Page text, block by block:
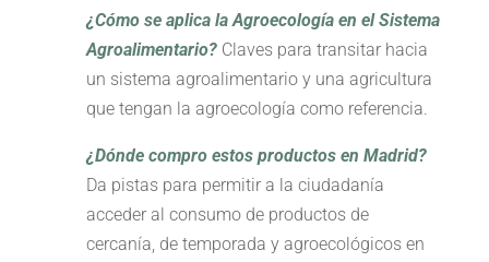
¿Cómo se aplica la Agroecología en el Sistema
Agroalimentario?Claves para transitar hacia
un sistema agroalimentario y una agricultura
que tengan la agroecología como referencia.
¿Dónde compro estos productos en Madrid?
Da pistas para permitir a la ciudadanía
acceder al consumo de productos de
cercanía, de temporada y agroecológicos en